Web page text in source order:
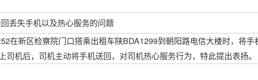
丢失手机以及热心服务的问题
在新区检察院门口搭乘出租车陕BDA1299到朝阳路电信大楼时，将
司机后，司机主动将手机送回，对司机热心服务行为，特此提出表扬。